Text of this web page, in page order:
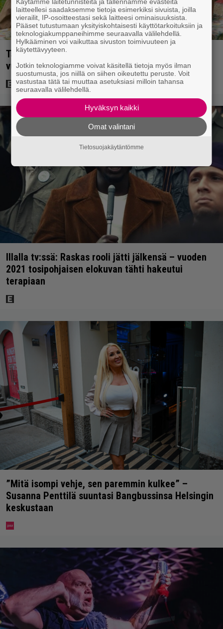
Tänään tv:ssä: Koskettava kotimainen elokuva
vuodelta 2020 – ”Tehty isolla sydämellä”
Illalla tv:ssä: Raskas rooli jätti jälkensä – vuoden
2021 tosipohjaisen elokuvan tähti hakeutui
terapiaan
”Mitä isompi vehje, sen paremmin kulkee” –
Susanna Penttilä suuntasi Bangbussinsa Helsingin
keskustaan
laitteellesi saadaksemme tietoja esimerkiksi sivuista, joilla
vierailit, IP-osoitteestasi sekä laitteesi ominaisuuksista.
Pääset tutustumaan yksityiskohtaisesti käyttötarkoituksiin ja
teknologiakumppaneihimme seuraavalla välilehdellä.
Hylkääminen voi vaikuttaa sivuston toimivuuteen ja
käytettävyyteen.
Jotkin teknologiamme voivat käsitellä tietoja myös ilman
suostumusta, jos niillä on siihen oikeutettu peruste. Voit
vastustaa tätä tai muuttaa asetuksiasi milloin tahansa
seuraavalla välilehdellä.
Hyväksyn kaikki
Omat valintani
Tietosuojakäytäntömme